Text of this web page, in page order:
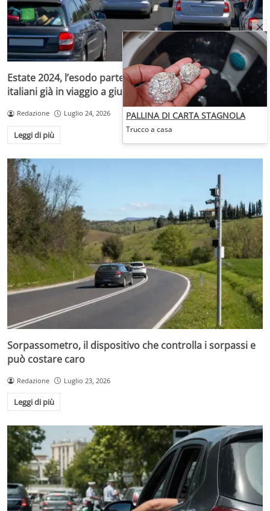
Estate 2024, l’esodo parte in anticipo: 16 milioni di
italiani già in viaggio a giugno
Redazione Luglio 24, 2026
Leggi di più
Sorpassometro, il dispositivo che controlla i sorpassi e
può costare caro
Redazione Luglio 23, 2026
Leggi di più
PALLINA DI CARTA STAGNOLA
Trucco a casa